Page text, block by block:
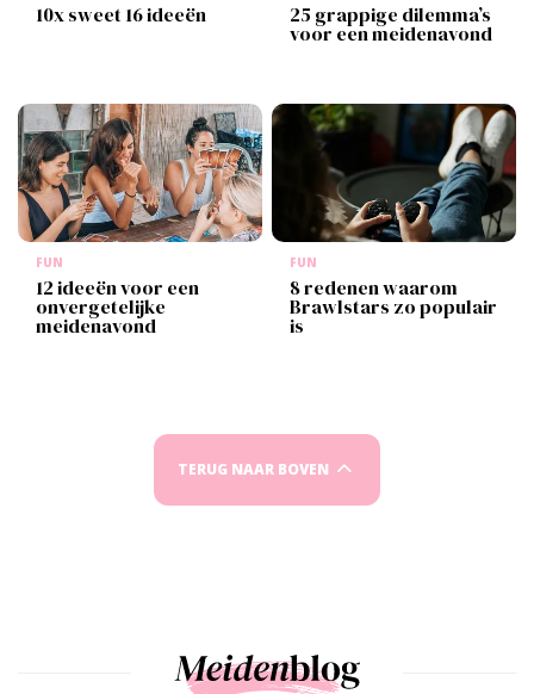
10x sweet 16 ideeën 25 grappige dilemma’s
voor een meidenavond
FUN
12 ideeën voor een
onvergetelijke
meidenavond
FUN
8 redenen waarom
Brawlstars zo populair
is
TERUG NAAR BOVEN